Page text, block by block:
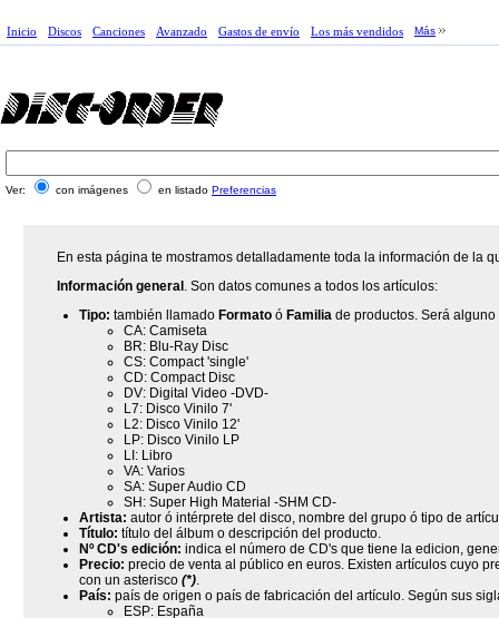
Inicio Discos Canciones Avanzado Gastos de envío Los más vendidos Más
Ver: con imágenes en listado Preferencias
En esta página te mostramos detalladamente toda la información de la
Información general . Son datos comunes a todos los artículos:
Tipo: también llamado Formatoó Familiade productos. Será alguno
CA: Camiseta
BR: Blu-Ray Disc
CS: Compact 'single'
CD: Compact Disc
DV: Digital Video -DVD-
L7: Disco Vinilo 7'
L2: Disco Vinilo 12'
LP: Disco Vinilo LP
LI: Libro
VA: Varios
SA: Super Audio CD
SH: Super High Material -SHM CD-
Artista: autor ó intérprete del disco, nombre del grupo ó tipo de
Título: título del álbum o descripción del producto.
Nº CD's edición: indica el número de CD's que tiene la edicion,
Precio: precio de venta al público en euros. Existen artículos cuyo
con un asterisco (*).
País: país de origen o país de fabricación del artículo. Según sus
ESP: España